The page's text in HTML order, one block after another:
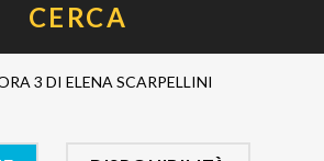
CERCA
3 DI ELENA SCARPELLINI